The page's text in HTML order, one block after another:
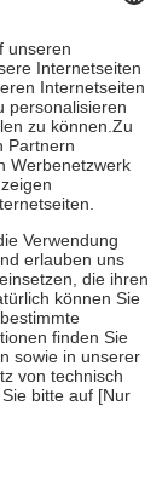
die tatsächlichen
Apotheken.
die
je
Gesundheit zu
unterstützen,
18. Lebensjahr
die von der